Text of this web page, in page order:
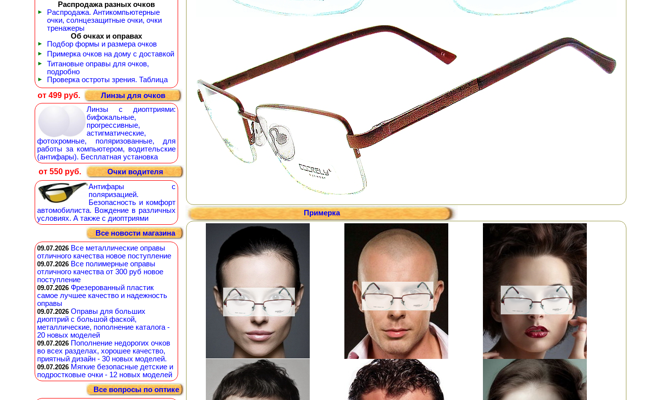
Распродажа разных очков
►
Распродажа. Антикомпьютерные
очки, солнцезащитные очки, очки
тренажеры
Об очках и оправах
► Подбор формы и размера очков
► Примерка очков на дому с доставкой
►
Титановые оправы для очков,
подробно
► Проверка остроты зрения. Таблица
от 499 руб.
Линзы для очков
Линзы с диоптриями:
бифокальные,
прогрессивные,
астигматические,
фотохромные, поляризованные, для
работы за компьютером, водительские
(антифары). Бесплатная установка
от 550 руб.
Очки водителя
Антифары с
поляризацией.
Безопасность и комфорт
автомобилиста. Вождение в различных
условиях. А также с диоптриями
Все новости магазина
09.07.2026 Все металлические оправы
отличного качества новое поступление
09.07.2026 Все полимерные оправы
отличного качества от 300 руб новое
поступление
09.07.2026 Фрезерованный пластик
самое лучшее качество и надежность
оправы
09.07.2026 Оправы для больших
диоптрий с большой фаской,
металлические, пополнение каталога -
20 новых моделей
09.07.2026 Пополнение недорогих очков
во всех разделах, хорошее качество,
приятный дизайн - 30 новых моделей.
09.07.2026 Мягкие безопасные детские и
подростковые очки - 12 новых моделей
Все вопросы по оптике
Примерка